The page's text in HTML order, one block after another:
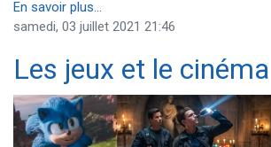
En savoir plus...
samedi, 03 juillet 2021 21:46
Les jeux et le cinéma